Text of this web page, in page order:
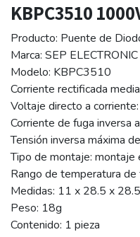
KBPC3510
Producto: Puente de
Marca: SEP
Modelo: KBPC3510
Corriente rectificada
Voltaje directo a
Corriente de fuga
Tensión inversa máxima
Tipo de montaje: montaje
Rango de temperatura
Medidas: 11 x 28.5 x
Peso: 18g
Contenido: 1 pieza